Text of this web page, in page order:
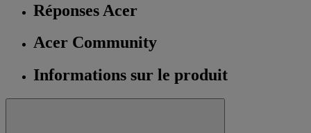
Réponses Acer
Acer Community
Informations sur le produit